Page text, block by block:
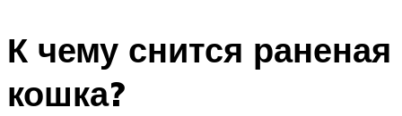
К чему снится раненая
кошка?